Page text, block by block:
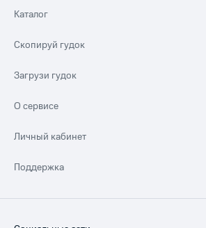
Каталог
Скопируй гудок
Загрузи гудок
О сервисе
Личный кабинет
Поддержка